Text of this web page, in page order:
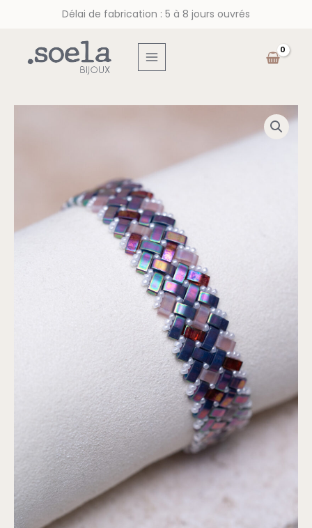
Délai de fabrication : 5 à 8 jours ouvrés
MAIN
MENU